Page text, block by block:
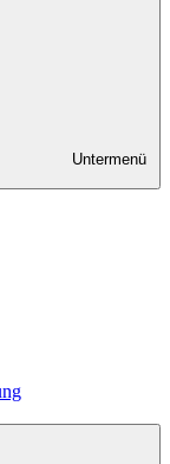
Untermenü